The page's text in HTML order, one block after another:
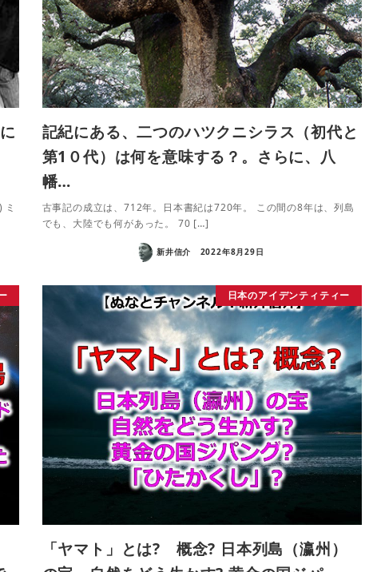
記紀にある、二つのハツクニシラス（初代と
第1０代）は何を意味する？。さらに、八
幡…
古事記の成立は、712年。日本書紀は720年。 この間の8年は、列島
でも、大陸でも何があった。 70 […]
新井信介 2022年8月29日
日本のアイデンティティー
「ヤマト」とは? 概念? 日本列島（瀛州）